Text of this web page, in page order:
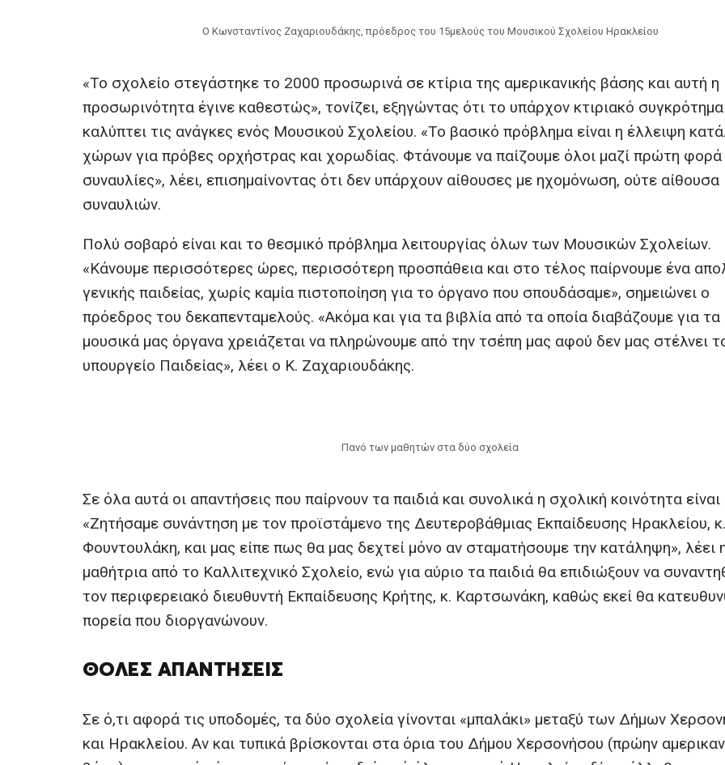
Ο Κωνσταντίνος Ζαχαριουδάκης, πρόεδρος του 15μελούς του Μουσικού Σχολείου Ηρακλείου
«Το σχολείο στεγάστηκε το 2000 προσωρινά σε κτίρια της αμερικανικής βάσης και αυτή η
προσωρινότητα έγινε καθεστώς», τονίζει, εξηγώντας ότι το υπάρχον κτιριακό
καλύπτει τις ανάγκες ενός Μουσικού Σχολείου. «Το βασικό πρόβλημα είναι η έλλειψη
χώρων για πρόβες ορχήστρας και χορωδίας. Φτάνουμε να παίζουμε όλοι μαζί πρώτη φορά
συναυλίες», λέει, επισημαίνοντας ότι δεν υπάρχουν αίθουσες με ηχομόνωση, ούτε αίθουσα
συναυλιών.
Πολύ σοβαρό είναι και το θεσμικό πρόβλημα λειτουργίας όλων των Μουσικών Σχολείων.
«Κάνουμε περισσότερες ώρες, περισσότερη προσπάθεια και στο τέλος παίρνουμε ένα
γενικής παιδείας, χωρίς καμία πιστοποίηση για το όργανο που σπουδάσαμε», σημειώνει ο
πρόεδρος του δεκαπενταμελούς. «Ακόμα και για τα βιβλία από τα οποία διαβάζουμε για τα
μουσικά μας όργανα χρειάζεται να πληρώνουμε από την τσέπη μας αφού δεν μας στέλνει
υπουργείο Παιδείας», λέει ο Κ. Ζαχαριουδάκης.
Πανό των μαθητών στα δύο σχολεία
Σε όλα αυτά οι απαντήσεις που παίρνουν τα παιδιά και συνολικά η σχολική κοινότητα
«Ζητήσαμε συνάντηση με τον προϊστάμενο της Δευτεροβάθμιας Εκπαίδευσης Ηρακλείου, κ.
Φουντουλάκη, και μας είπε πως θα μας δεχτεί μόνο αν σταματήσουμε την κατάληψη», λέει
μαθήτρια από το Καλλιτεχνικό Σχολείο, ενώ για αύριο τα παιδιά θα επιδιώξουν να
τον περιφερειακό διευθυντή Εκπαίδευσης Κρήτης, κ. Καρτσωνάκη, καθώς εκεί θα
πορεία που διοργανώνουν.
ΘΟΛΈΣ ΑΠΑΝΤΉΣΕΙΣ
Σε ό,τι αφορά τις υποδομές, τα δύο σχολεία γίνονται «μπαλάκι» μεταξύ των Δήμων
και Ηρακλείου. Αν και τυπικά βρίσκονται στα όρια του Δήμου Χερσονήσου (πρώην